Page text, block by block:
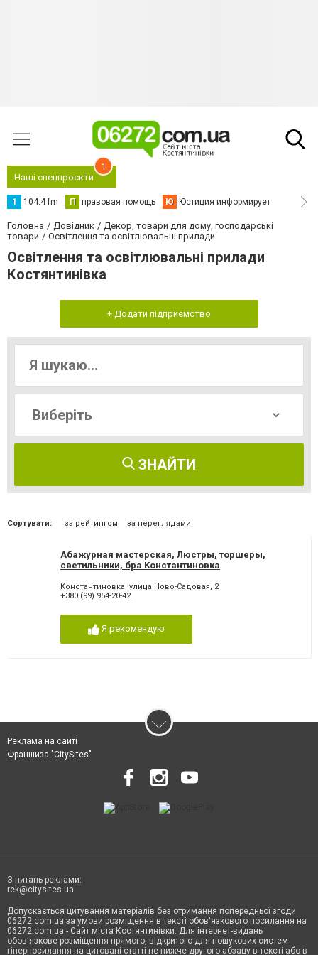
Наші спецпроєкти
1
1 104.4 fm П правовая помощь Ю Юстиция информирует
Головна Довідник
Декор, товари для дому, господарські
товари
Освітлення та освітлювальні прилади
Освітлення та освітлювальні прилади
Костянтинівка
+ Додати підприємство
ЗНАЙТИ
Сортувати: за рейтингом за переглядами
Абажурная мастерская, Люстры, торшеры,
светильники, бра Константиновка
Константиновка, улица Ново-Садовая, 2
+380 (99) 954-20-42
Я рекомендую
Реклама на сайті
Франшиза "CitySites"
З питань реклами:
rek@citysites.ua
Допускається цитування матеріалів без отримання попередньої згоди
06272.com.ua за умови розміщення в тексті обов'язкового посилання на
06272.com.ua - Сайт міста Костянтинівки. Для інтернет-видань
обов'язкове розміщення прямого, відкритого для пошукових систем
гіперпосилання на цитовані статті не нижче другого абзацу в тексті або в